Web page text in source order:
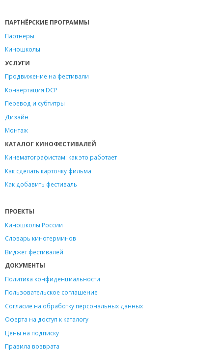
ПАРТНЁРСКИЕ ПРОГРАММЫ
Партнеры
Киношколы
УСЛУГИ
Продвижение на фестивали
Конвертация DCP
Перевод и субтитры
Дизайн
Монтаж
КАТАЛОГ КИНОФЕСТИВАЛЕЙ
Кинематографистам: как это работает
Как сделать карточку фильма
Как добавить фестиваль
ПРОЕКТЫ
Киношколы России
Словарь кинотерминов
Виджет фестивалей
ДОКУМЕНТЫ
Политика конфиденциальности
Пользовательское соглашение
Согласие на обработку персональных данных
Оферта на доступ к каталогу
Цены на подписку
Правила возврата